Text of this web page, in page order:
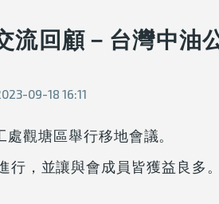
流回顧－台灣中油
09-18 16:11
觀塘區舉行移地會議。
行，並讓與會成員皆獲益良多